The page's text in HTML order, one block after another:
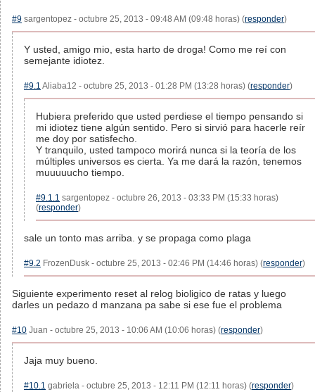
#9 sargentopez - octubre 25, 2013 - 09:48 AM (09:48 horas) (responder)
Y usted, amigo mio, esta harto de droga! Como me reí con
semejante idiotez.
#9.1 Aliaba12 - octubre 25, 2013 - 01:28 PM (13:28 horas) (responder)
Hubiera preferido que usted perdiese el tiempo pensando si
mi idiotez tiene algún sentido. Pero si sirvió para hacerle reír
me doy por satisfecho.
Y tranquilo, usted tampoco morirá nunca si la teoría de los
múltiples universos es cierta. Ya me dará la razón, tenemos
muuuuucho tiempo.
#9.1.1 sargentopez - octubre 26, 2013 - 03:33 PM (15:33 horas)
(responder)
sale un tonto mas arriba. y se propaga como plaga
#9.2 FrozenDusk - octubre 25, 2013 - 02:46 PM (14:46 horas) (responder)
Siguiente experimento reset al relog bioligico de ratas y luego
darles un pedazo d manzana pa sabe si ese fue el problema
#10 Juan - octubre 25, 2013 - 10:06 AM (10:06 horas) (responder)
Jaja muy bueno.
#10.1 gabriela - octubre 25, 2013 - 12:11 PM (12:11 horas) (responder)